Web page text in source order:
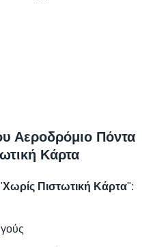
Αεροδρόμιο Πόντα
Κάρτα
Χωρίς Πιστωτική Κάρτα":